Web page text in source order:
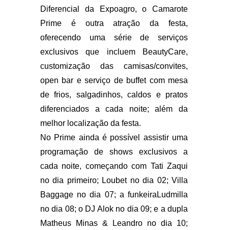
Diferencial da Expoagro, o Camarote
Prime é outra atração da festa,
oferecendo uma série de serviços
exclusivos que incluem BeautyCare,
customização das camisas/convites,
open bar e serviço de buffet com mesa
de frios, salgadinhos, caldos e pratos
diferenciados a cada noite; além da
melhor localização da festa.
No Prime ainda é possível assistir uma
programação de shows exclusivos a
cada noite, começando com Tati Zaqui
no dia primeiro; Loubet no dia 02; Villa
Baggage no dia 07; a funkeiraLudmilla
no dia 08; o DJ Alok no dia 09; e a dupla
Matheus Minas & Leandro no dia 10;